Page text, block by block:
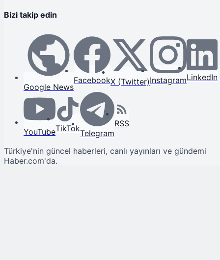
Bizi takip edin
Google News
FacebookX (Twitter)InstagramLinkedIn
YouTubeTikTokTelegram
RSS
Türkiye'nin güncel haberleri, canlı yayınları ve gündemi
Haber.com'da.